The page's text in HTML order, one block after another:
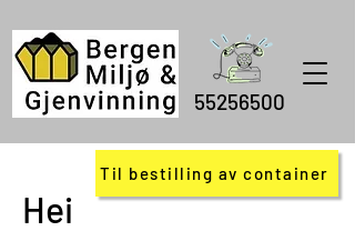
55256500
Hei
Til bestilling av container